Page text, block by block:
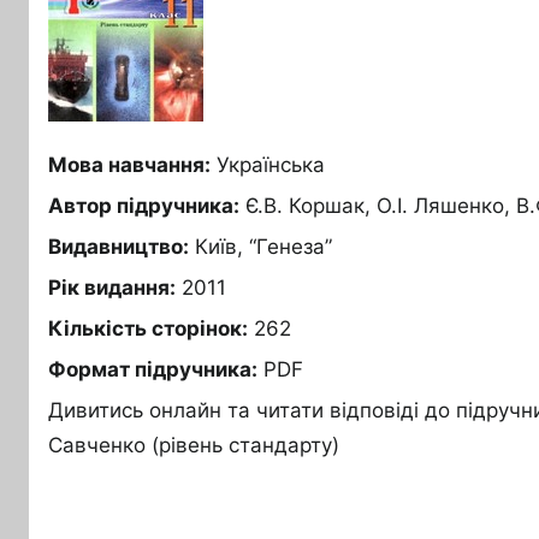
Мова навчання: Українська
Автор підручника: Є.В. Коршак, О.І. Ляшенко,
Видавництво: Київ, “Генеза”
Рік видання: 2011
Кількість сторінок: 262
Формат підручника: PDF
Дивитись онлайн та читати відповіді до
Савченко (рівень стандарту)